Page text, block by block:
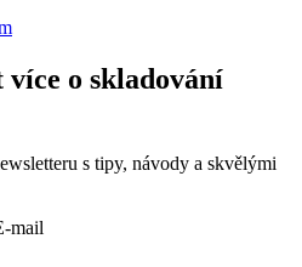
moduly v našem online
více o skladování
s tipy, návody a skvělými
mail